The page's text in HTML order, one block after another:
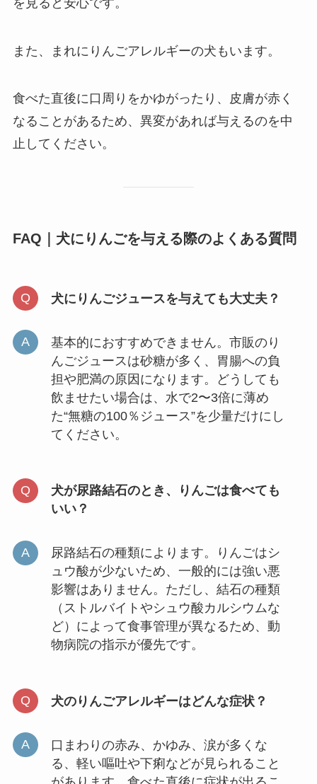
また、まれにりんごアレルギーの犬もいます。
食べた直後に口周りをかゆがったり、皮膚が赤く
なることがあるため、異変があれば与えるのを中
止してください。
FAQ｜犬にりんごを与える際のよくある質問
犬にりんごジュースを与えても大丈夫？
基本的におすすめできません。市販のり
んごジュースは砂糖が多く、胃腸への負
担や肥満の原因になります。どうしても
飲ませたい場合は、水で2〜3倍に薄め
た“無糖の100％ジュース”を少量だけにし
てください。
犬が尿路結石のとき、りんごは食べても
いい？
尿路結石の種類によります。りんごはシ
ュウ酸が少ないため、一般的には強い悪
影響はありません。ただし、結石の種類
（ストルバイトやシュウ酸カルシウムな
ど）によって食事管理が異なるため、動
物病院の指示が優先です。
犬のりんごアレルギーはどんな症状？
口まわりの赤み、かゆみ、涙が多くな
る、軽い嘔吐や下痢などが見られること